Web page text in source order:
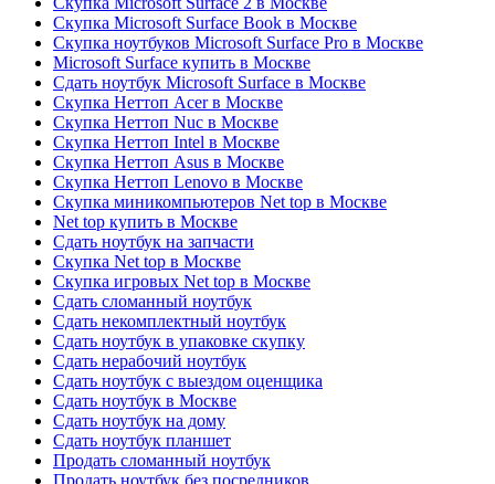
Скупка Microsoft Surface Book в Москве
Скупка ноутбуков Microsoft Surface Pro в Москве
Microsoft Surface купить в Москве
Сдать ноутбук Microsoft Surface в Москве
Скупка Неттоп Acer в Москве
Скупка Неттоп Nuc в Москве
Скупка Неттоп Intel в Москве
Скупка Неттоп Asus в Москве
Скупка Неттоп Lenovo в Москве
Скупка миникомпьютеров Net top в Москве
Net top купить в Москве
Сдать ноутбук на запчасти
Скупка Net top в Москве
Скупка игровых Net top в Москве
Сдать сломанный ноутбук
Сдать некомплектный ноутбук
Сдать ноутбук в упаковке скупку
Сдать нерабочий ноутбук
Сдать ноутбук с выездом оценщика
Сдать ноутбук в Москве
Сдать ноутбук на дому
Сдать ноутбук планшет
Продать сломанный ноутбук